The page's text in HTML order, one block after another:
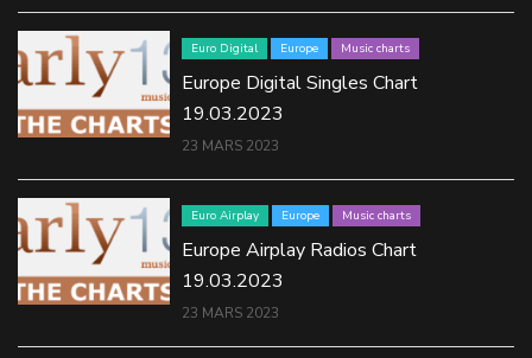
Euro Digital Europe Music charts
Europe Digital Singles Chart
19.03.2023
23 MARS 2023
Euro Airplay Europe Music charts
Europe Airplay Radios Chart
19.03.2023
23 MARS 2023